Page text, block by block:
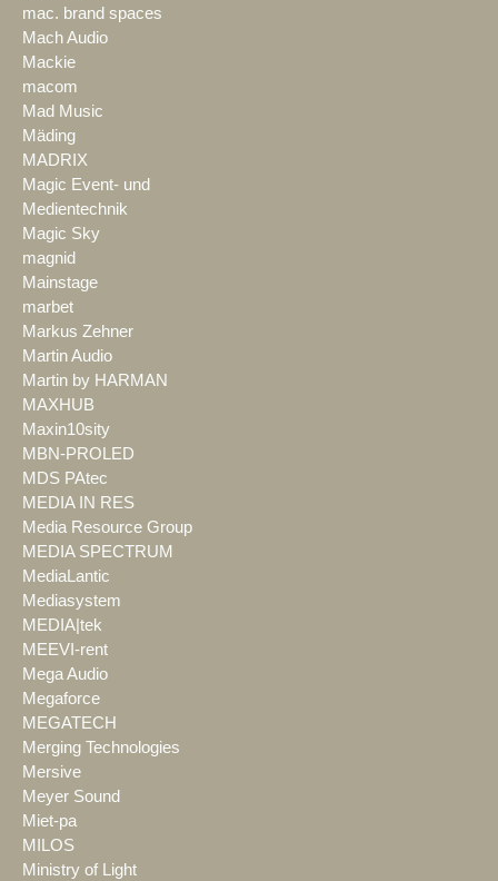
mac. brand spaces
Mach Audio
Mackie
macom
Mad Music
Mäding
MADRIX
Magic Event- und
Medientechnik
Magic Sky
magnid
Mainstage
marbet
Markus Zehner
Martin Audio
Martin by HARMAN
MAXHUB
Maxin10sity
MBN-PROLED
MDS PAtec
MEDIA IN RES
Media Resource Group
MEDIA SPECTRUM
MediaLantic
Mediasystem
MEDIA|tek
MEEVI-rent
Mega Audio
Megaforce
MEGATECH
Merging Technologies
Mersive
Meyer Sound
Miet-pa
MILOS
Ministry of Light